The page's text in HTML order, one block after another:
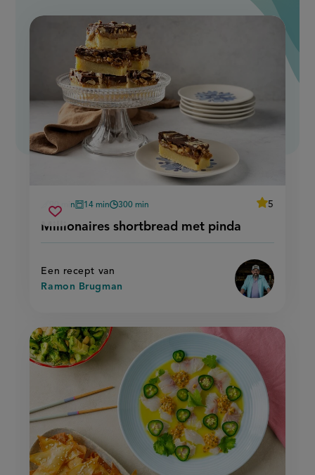
Millionaires shortbread met pinda
voorbereidingstijd
90 min
oventijd
14 min
wachttijd
300 min
average
5
Beoordeel
met
Een recept van
Ramon Brugman
Sla
millionaires
shortbread
met